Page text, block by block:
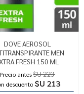
DOVE AEROSOL
MEN
FRESH 150 ML
Precio antes$U 223
descuento $U 213